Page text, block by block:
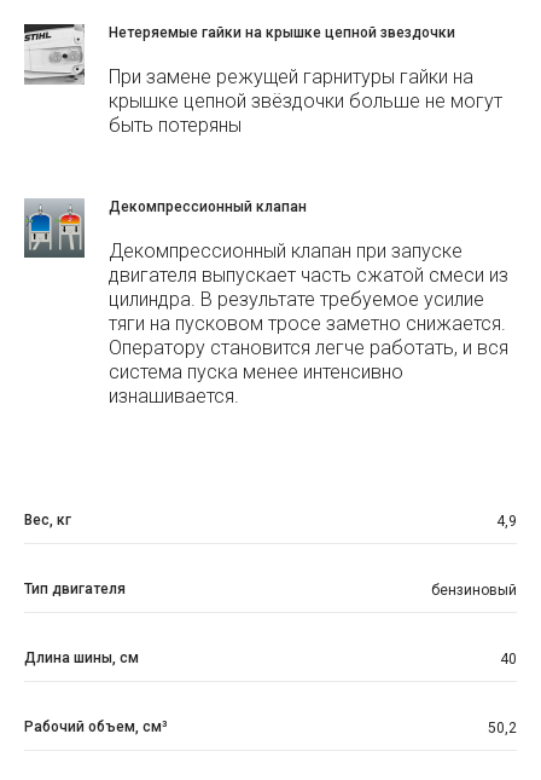
Нетеряемые гайки на крышке цепной звездочки
При замене режущей гарнитуры гайки на
крышке цепной звёздочки больше не могут
быть потеряны
Декомпрессионный клапан
Декомпрессионный клапан при запуске
двигателя выпускает часть сжатой смеси из
цилиндра. В результате требуемое усилие
тяги на пусковом тросе заметно снижается.
Оператору становится легче работать, и вся
система пуска менее интенсивно
изнашивается.
Вес, кг 4,9
Тип двигателя бензиновый
Длина шины, см 40
Рабочий объем, см³ 50,2